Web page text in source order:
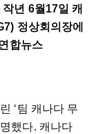
년 6월17일 캐
정상회의장에
합뉴스
‘팀 캐나다 무
했다. 캐나다